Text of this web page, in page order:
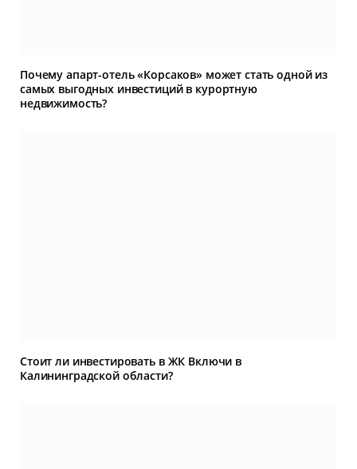
Почему апарт-отель «Корсаков» может стать одной из
самых выгодных инвестиций в курортную
недвижимость?
Стоит ли инвестировать в ЖК Включи в
Калининградской области?